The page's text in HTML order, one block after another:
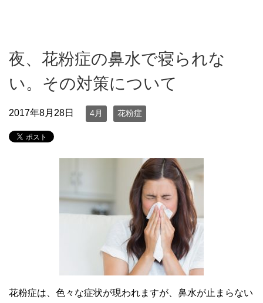
夜、花粉症の鼻水で寝られな
い。その対策について
2017年8月28日 4月 花粉症
花粉症は、色々な症状が現われますが、鼻水が止まらない